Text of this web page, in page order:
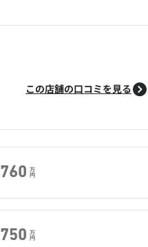
この店舗の口コミを見る
760 万
円
750 万
円